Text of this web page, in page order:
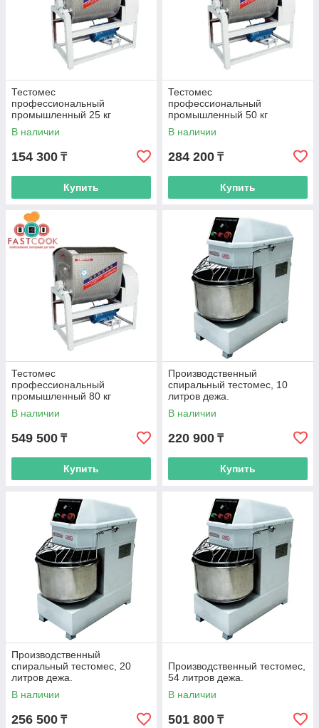
Тестомес
профессиональный
промышленный 25 кг
В наличии
154 300 ₸
Купить
Тестомес
профессиональный
промышленный 50 кг
В наличии
284 200 ₸
Купить
Тестомес
профессиональный
промышленный 80 кг
В наличии
549 500 ₸
Купить
Производственный
спиральный тестомес, 10
литров дежа.
В наличии
220 900 ₸
Купить
Производственный
спиральный тестомес, 20
литров дежа.
В наличии
256 500 ₸
Производственный тестомес,
54 литров дежа.
В наличии
501 800 ₸